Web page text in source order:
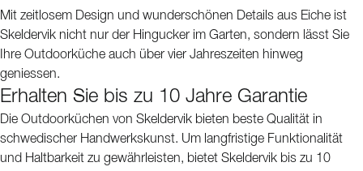
Mit zeitlosem Design und wunderschönen Details aus Eiche ist
Skeldervik nicht nur der Hingucker im Garten, sondern lässt Sie
Ihre Outdoorküche auch über vier Jahreszeiten hinweg
geniessen.
Erhalten Sie bis zu 10 Jahre Garantie
Die Outdoorküchen von Skeldervik bieten beste Qualität in
schwedischer Handwerkskunst. Um langfristige Funktionalität
und Haltbarkeit zu gewährleisten, bietet Skeldervik bis zu 10